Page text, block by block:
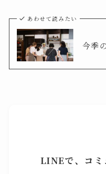
あわせて読みたい
今季
LINEで、コミ